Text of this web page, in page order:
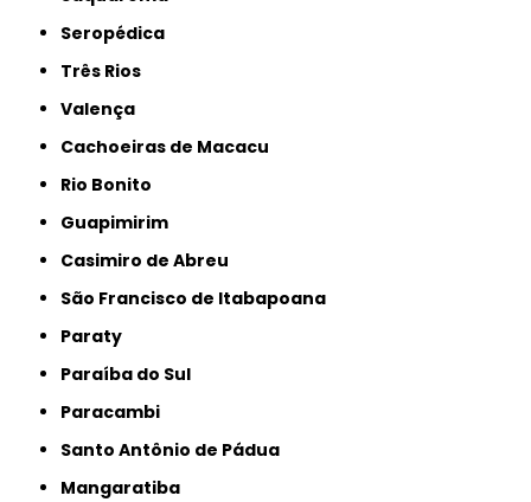
Seropédica
Três Rios
Valença
Cachoeiras de Macacu
Rio Bonito
Guapimirim
Casimiro de Abreu
São Francisco de Itabapoana
Paraty
Paraíba do Sul
Paracambi
Santo Antônio de Pádua
Mangaratiba